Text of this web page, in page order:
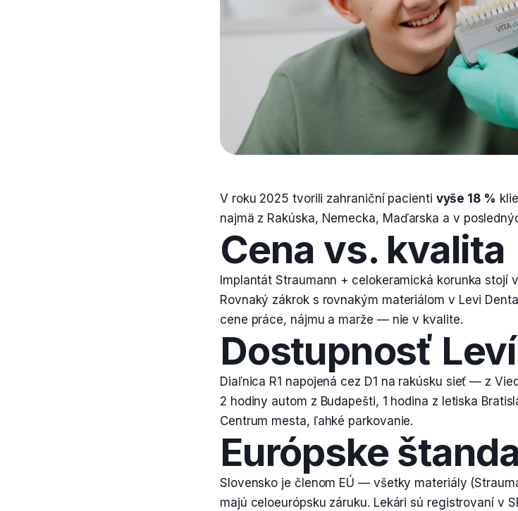
V roku 2025 tvorili zahraniční pacienti vyše 18 %
najmä z Rakúska, Nemecka, Maďarska a v
Cena vs. kvalita
Implantát Straumann + celokeramická korunka
Rovnaký zákrok s rovnakým materiálom v Levi
cene práce, nájmu a marže — nie v kvalite.
Dostupnosť
Diaľnica R1 napojená cez D1 na rakúsku sieť — z
2 hodiny autom z Budapešti, 1 hodina z letiska
Centrum mesta, ľahké parkovanie.
Európske
Slovensko je členom EÚ — všetky materiály
majú celoeurópsku záruku. Lekári sú registrovaní v